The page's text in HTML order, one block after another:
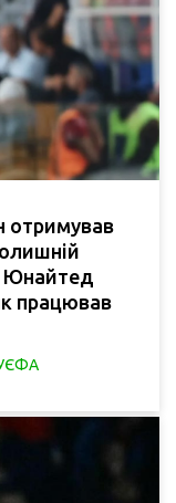
отримував
Юнайтед
працював
УЄФА